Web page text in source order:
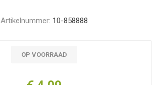
Artikelnummer: 10-858888
OP VOORRAAD